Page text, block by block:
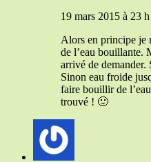
19 mars 2015 à 23
Alors en principe je
de l’eau bouillante.
arrivé de demander.
Sinon eau froide
faire bouillir de
trouvé ! 🙂